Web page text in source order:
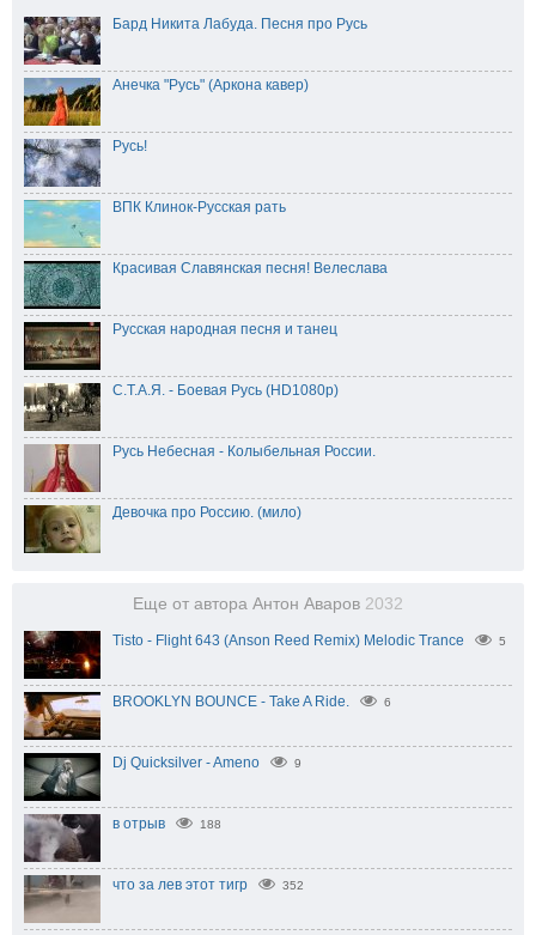
Бард Никита Лабуда. Песня про Русь
Анечка "Русь" (Аркона кавер)
Русь!
ВПК Клинок-Русская рать
Красивая Славянская песня! Велеслава
Русская народная песня и танец
С.Т.А.Я. - Боевая Русь (HD1080p)
Русь Небесная - Колыбельная России.
Девочка про Россию. (мило)
Еще от автора Антон Аваров 2032
Tisto - Flight 643 (Anson Reed Remix) Melodic Trance 5
BROOKLYN BOUNCE - Take A Ride. 6
Dj Quicksilver - Ameno 9
в отрыв 188
что за лев этот тигр 352